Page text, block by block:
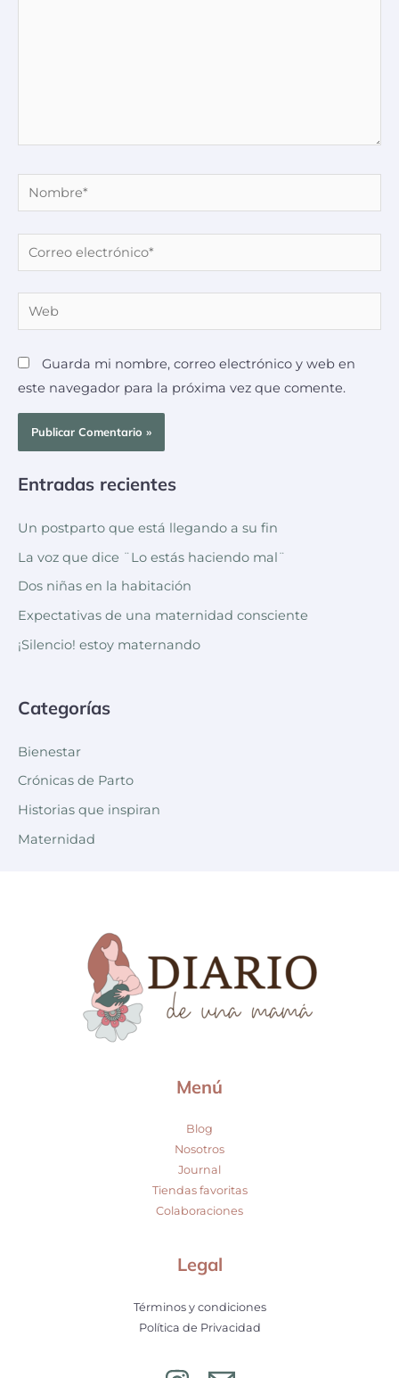
Guarda mi nombre, correo electrónico y web en
este navegador para la próxima vez que comente.
Entradas recientes
Un postparto que está llegando a su fin
La voz que dice ¨Lo estás haciendo mal¨
Dos niñas en la habitación
Expectativas de una maternidad consciente
¡Silencio! estoy maternando
Categorías
Bienestar
Crónicas de Parto
Historias que inspiran
Maternidad
Menú
Blog
Nosotros
Journal
Tiendas favoritas
Colaboraciones
Legal
Términos y condiciones
Política de Privacidad